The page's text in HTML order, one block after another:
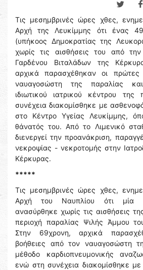
Τις μεσημβρινές ώρες χθες,
Αρχή της Λευκίμμης ότι ένας
(υπήκοος Δημοκρατίας της
χωρίς τις αισθήσεις του από
Γαρδένου Βιταλάδων της
αρχικά παρασχέθηκαν οι
ναυαγοσώστη της παραλίας
ιδιωτικού ιατρικού κέντρου
συνέχεια διακομίσθηκε με
στο Κέντρο Υγείας Λευκίμμης,
θάνατός του. Από το Λιμενικό
διενεργεί την προανάκριση,
νεκροψίας - νεκροτομής στην
Κέρκυρας.
*****
Τις μεσημβρινές ώρες χθες,
Αρχή του Ναυπλίου ότι μία
ανασύρθηκε χωρίς τις αισθήσεις
περιοχή παραλίας Ψιλής Άμμου
Στην 69χρονη, αρχικά
βοήθειες από τον ναυαγοσώστη
μέθοδο καρδιοπνευμονικής
ενώ στη συνέχεια διακομίσθηκε